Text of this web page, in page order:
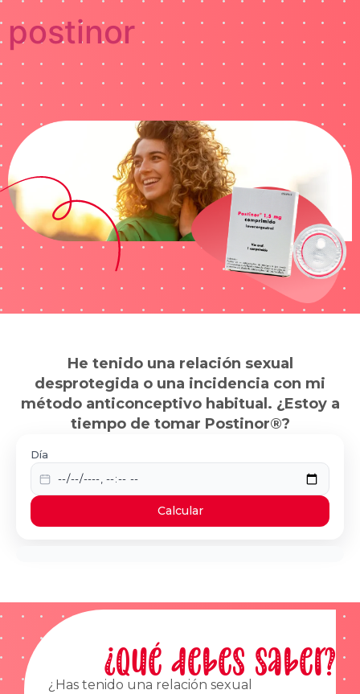
postinor
He tenido una relación sexual
desprotegida o una incidencia con mi
método anticonceptivo habitual. ¿Estoy a
tiempo de tomar Postinor®?
Día
Calcular
¿Qué debes saber?
¿Has tenido una relación sexual